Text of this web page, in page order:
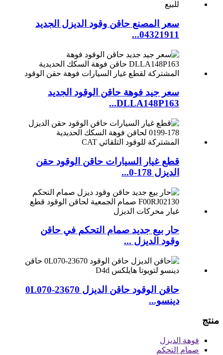
سعر المصنع حاقن وقود الديزل الجديد
04321911...
سعر جيد فوهة حاقن الوقود الجديد
DLLA148P163...
قطع غيار السيارات حاقن الوقود حقن
الديزل 178-0...
حار بيع جديد صمام التحكم في حاقن
وقود الديزل ...
حاقن الوقود حاقن الديزل 23670-0L070
دينسو...
منتج
فوهة الديزل
صمام التحكم